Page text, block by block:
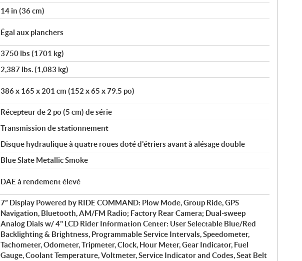
14 in (36 cm)
Égal aux planchers
3750 lbs (1701 kg)
2,387 lbs. (1,083 kg)
386 x 165 x 201 cm (152 x 65 x 79.5 po)
Récepteur de 2 po (5 cm) de série
Transmission de stationnement
Disque hydraulique à quatre roues doté d'étriers avant à alésage double
Blue Slate Metallic Smoke
DAE à rendement élevé
7” Display Powered by RIDE COMMAND: Plow Mode, Group Ride, GPS
Navigation, Bluetooth, AM/FM Radio; Factory Rear Camera; Dual-sweep
Analog Dials w/ 4" LCD Rider Information Center: User Selectable Blue/Red
Backlighting & Brightness, Programmable Service Intervals, Speedometer,
Tachometer, Odometer, Tripmeter, Clock, Hour Meter, Gear Indicator, Fuel
Gauge, Coolant Temperature, Voltmeter, Service Indicator and Codes, Seat Belt